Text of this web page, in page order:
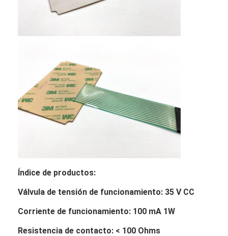
Índice de productos:
Válvula de tensión de funcionamiento: 35 V CC
Corriente de funcionamiento: 100 mA 1W
Resistencia de contacto: < 100 Ohms